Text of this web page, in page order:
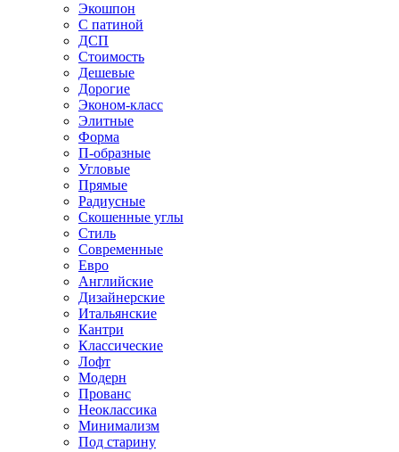
Экошпон
С патиной
ДСП
Стоимость
Дешевые
Дорогие
Эконом-класс
Элитные
Форма
П-образные
Угловые
Прямые
Радиусные
Скошенные углы
Стиль
Современные
Евро
Английские
Дизайнерские
Итальянские
Кантри
Классические
Лофт
Модерн
Прованс
Неоклассика
Минимализм
Под старину